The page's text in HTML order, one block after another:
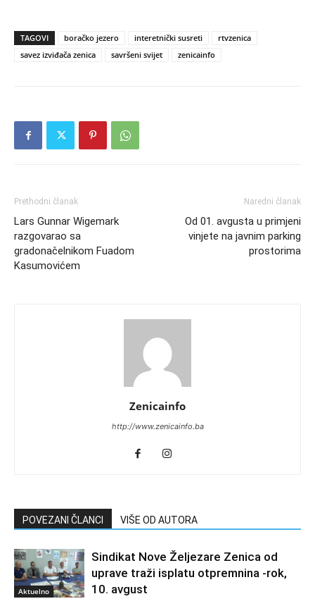
TAGOVI boračko jezero interetnički susreti
rtvzenica
savez izviđača zenica
savršeni svijet zenicainfo
Prethodni članak
Lars Gunnar Wigemark
razgovarao sa
gradonačelnikom Fuadom
Kasumovićem
Naredni članak
Od 01. avgusta u primjeni
vinjete na javnim parking
prostorima
Zenicainfo
http://www.zenicainfo.ba
POVEZANI ČLANCI VIŠE OD AUTORA
Aktuelno
Sindikat Nove Željezare Zenica od
uprave traži isplatu otpremnina -rok,
10. avgust